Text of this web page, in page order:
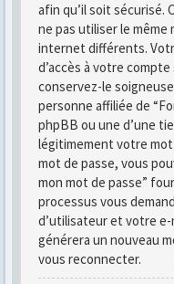
afin qu’il soit sécurisé.
ne pas utiliser le
internet différents.
d’accès à votre
conservez-le
personne affiliée de
phpBB ou une d’une
légitimement votre mot
mot de passe, vous
mon mot de passe”
processus vous
d’utilisateur et votre e-
générera un nouveau
vous reconnecter.